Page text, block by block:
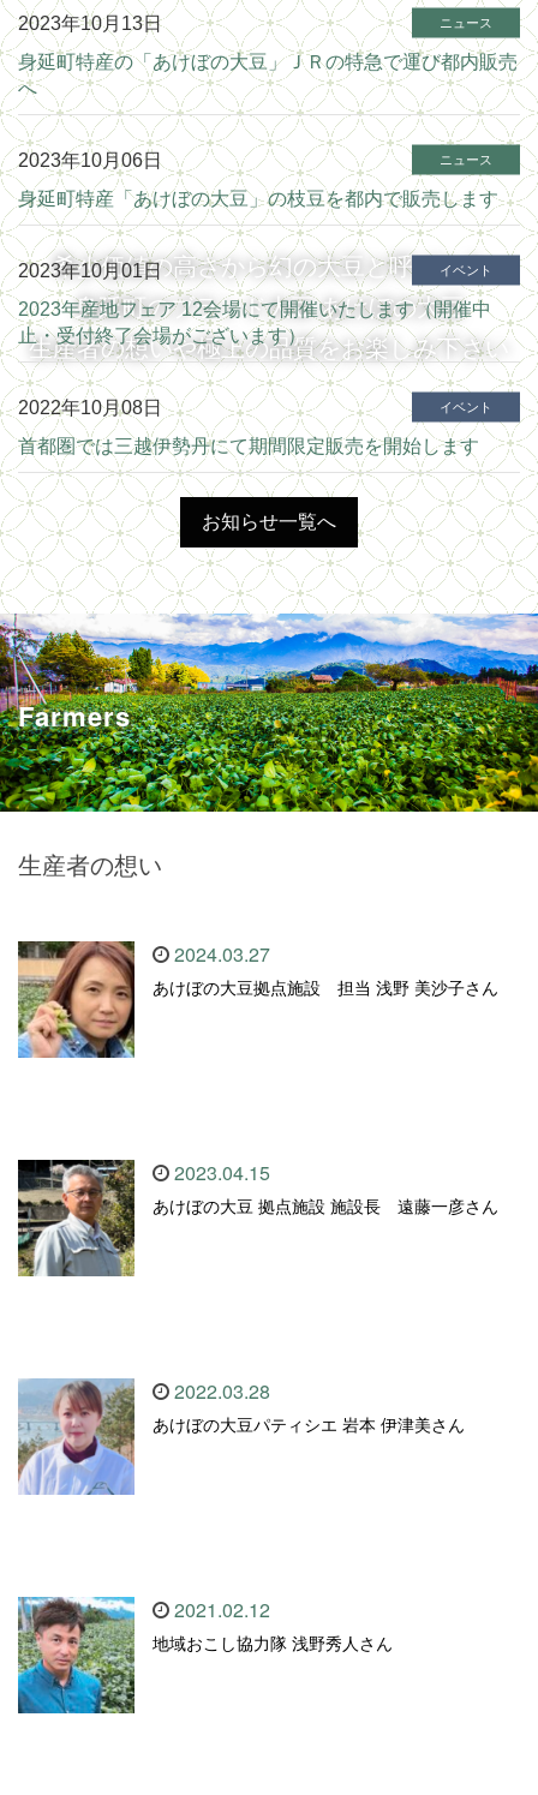
希少価値の高さから幻の大豆と呼ばれる
身延町のブランド大豆 あけぼの大豆
生産者の想いや極上の品質をお楽しみ下さい
2023年10月13日 ニュース
身延町特産の「あけぼの大豆」ＪＲの特急で運び都内販売
へ
2023年10月06日 ニュース
身延町特産「あけぼの大豆」の枝豆を都内で販売します
2023年10月01日 イベント
2023年産地フェア 12会場にて開催いたします（開催中
止・受付終了会場がございます）
2022年10月08日 イベント
首都圏では三越伊勢丹にて期間限定販売を開始します
お知らせ一覧へ
Farmers
生産者の想い
2024.03.27
あけぼの大豆拠点施設 担当 浅野 美沙子さん
2023.04.15
あけぼの大豆 拠点施設 施設長 遠藤一彦さん
2022.03.28
あけぼの大豆パティシエ 岩本 伊津美さん
2021.02.12
地域おこし協力隊 浅野秀人さん